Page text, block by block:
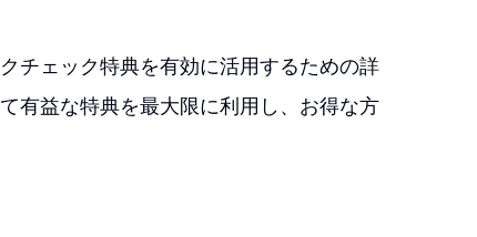
チェック特典を有効に活用するための詳
有益な特典を最大限に利用し、お得な方